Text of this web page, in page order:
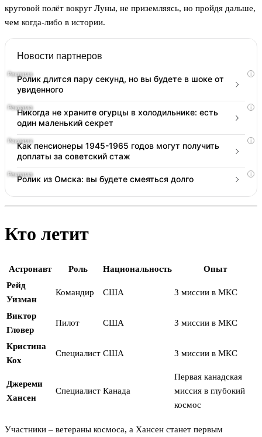
круговой полёт вокруг Луны, не приземляясь, но пройдя дальше,
чем когда-либо в истории.
Новости партнеров
i
Ролик длится пару секунд, но вы будете в шоке от
увиденного
i
Никогда не храните огурцы в холодильнике: есть
один маленький секрет
i
Как пенсионеры 1945-1965 годов могут получить
доплаты за советский стаж
i
Ролик из Омска: вы будете смеяться долго
Кто летит
Астронавт Роль Национальность
Опыт
Рейд
Уизман
Командир США 3 миссии в МКС
Виктор
Гловер
Пилот США 3 миссии в МКС
Кристина
Кох
Специалист США 3 миссии в МКС
Джереми
Хансен
Специалист Канада
Первая канадская
миссия в глубокий
космос
Участники – ветераны космоса, а Хансен станет первым